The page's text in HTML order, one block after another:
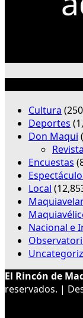
Cultura
Deportes
Don Maqui
Encuestas
Local
Nacional e
El Rincón de
reservados. |